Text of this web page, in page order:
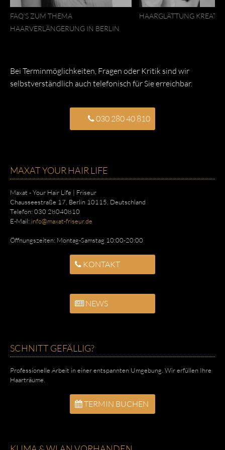
FAQ’S ZUM THEMA
HAARVERLÄNGERUNG IN BERLIN
HAARGLÄTTUNG
Bei Terminmöglichkeiten, Fragen oder Kritik sind wir
selbstverständlich auch telefonisch für Sie erreichbar.
030 280 40 810
MAXAT YOUR HAIR LIFE
Maxat - Your Hair Life | Friseur
Chausseestraße 17 Berlin 10115 Deutschland
Telefon: 030 28040810
E-Mail: info@maxat-friseur.de
Öffnungszeiten: Montag-Samstag 10:00-20:00
KONTAKT
NEWS
SCHNITT GEFÄLLIG?
Professionelle Arbeit in einer entspannten Umgebung. Wir erfüllen Ihre
Haarträume.
TERMIN BUCHEN